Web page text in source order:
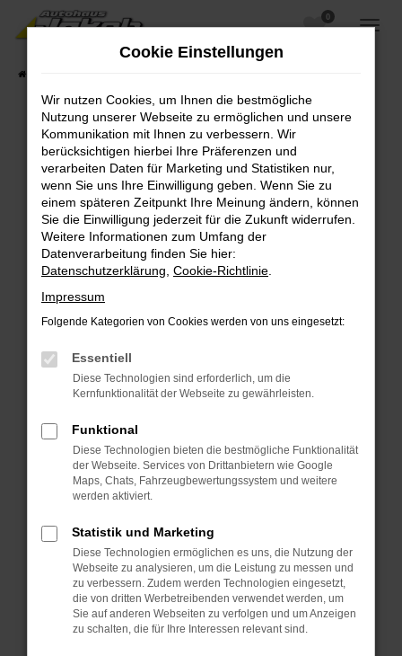
Zum
Hauptinhalt
0
Fehler: Network Error
Beim Laden ist ein Fehler aufgetreten.
Hier sind ein paar Tipps, die dir helfen können:
Überprüfe deine Firewall und deine
Internetverbindung.
Laden andere Webseiten, zum Beispiel deine
Suchmaschine?
Prüfe deine Browsererweiterungen.
Manche Erweiterungen, wie Werbeblocker,
können das Laden bestimmter Seiten
verhindern. Funktioniert die Seite in einem
Fenster?
Starte dein Gerät neu.
Das kann manchmal helfen, vorübergehende
Probleme zu beheben.
Betriebssystem auf dem neuesten Stand
sind.
Veraltete Software birgt nicht nur ein
Sicherheitsrisiko, sondern kann auch dazu
führen, dass bestimmte Funktionen nicht mehr
unterstützt werden.
Cookie Einstellungen
Wir nutzen Cookies, um Ihnen die bestmögliche
Nutzung unserer Webseite zu ermöglichen und unsere
Kommunikation mit Ihnen zu verbessern. Wir
berücksichtigen hierbei Ihre Präferenzen und
verarbeiten Daten für Marketing und Statistiken nur,
wenn Sie uns Ihre Einwilligung geben. Wenn Sie zu
einem späteren Zeitpunkt Ihre Meinung ändern, können
Sie die Einwilligung jederzeit für die Zukunft widerrufen.
Weitere Informationen zum Umfang der
Datenverarbeitung finden Sie hier:
Datenschutzerklärung Cookie-Richtlinie
Impressum
Folgende Kategorien von Cookies werden von uns eingesetzt:
Essentiell
Diese Technologien sind erforderlich, um die
Kernfunktionalität der Webseite zu gewährleisten.
Funktional
Diese Technologien bieten die bestmögliche Funktionalität
der Webseite. Services von Drittanbietern wie Google
Maps, Chats, Fahrzeugbewertungssystem und weitere
werden aktiviert.
Statistik und Marketing
Diese Technologien ermöglichen es uns, die Nutzung der
Webseite zu analysieren, um die Leistung zu messen und
zu verbessern. Zudem werden Technologien eingesetzt,
die von dritten Werbetreibenden verwendet werden, um
Sie auf anderen Webseiten zu verfolgen und um Anzeigen
zu schalten, die für Ihre Interessen relevant sind.